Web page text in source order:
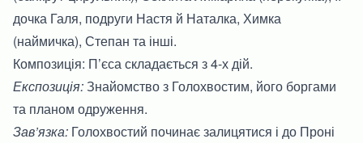
дочка Галя, подруги Настя й Наталка, Химка
(наймичка), Степан та інші.
Композиція: П’єса складається з 4-х дій.
Експозиція:Знайомство з Голохвостим, його боргами
та планом одруження.
Зав’язка: Голохвостий починає залицятися і до Проні